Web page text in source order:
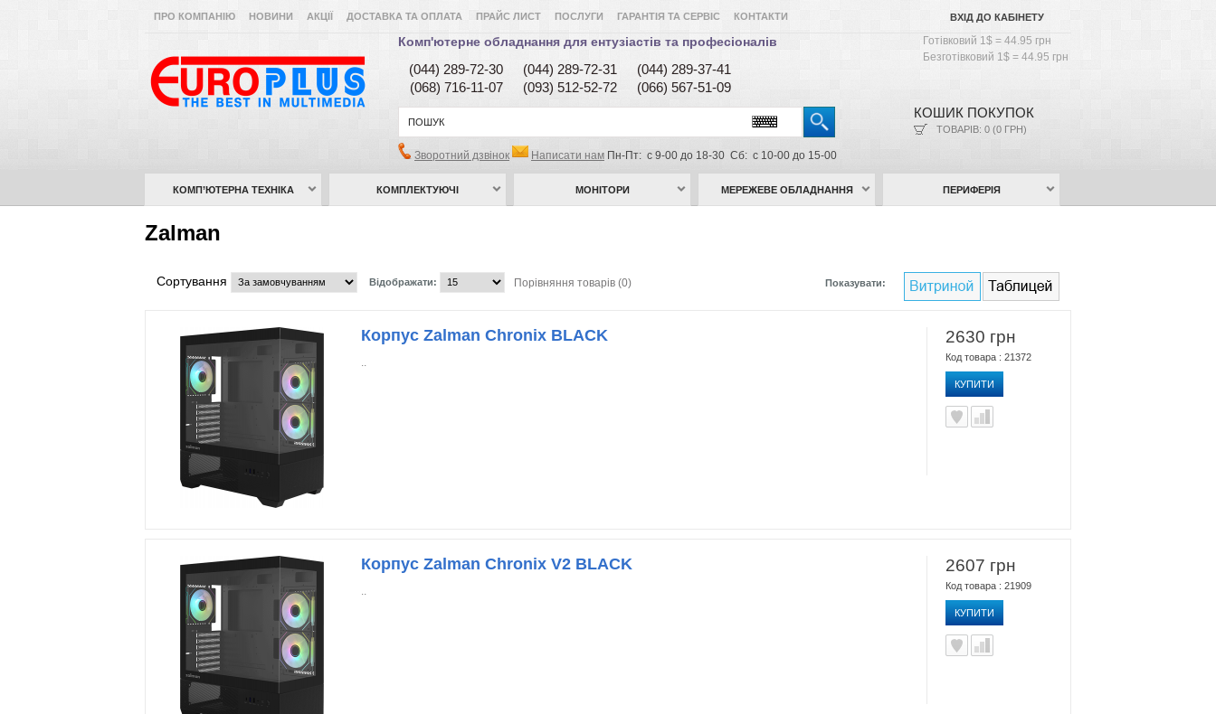
ВХІД ДО КАБІНЕТУ
ПРО КОМПАНІЮ НОВИНИ АКЦІЇ ДОСТАВКА ТА ОПЛАТА ПРАЙС ЛИСТ ПОСЛУГИ ГАРАНТІЯ ТА СЕРВІС КОНТАКТИ
Комп'ютерне обладнання для ентузіастів та професіоналів
Готівковий 1$ = 44.95 грн
Безготівковий 1$ = 44.95 грн
(044) 289-72-30 (044) 289-72-31
(044) 289-37-41
(068) 716-11-07
(093) 512-52-72
(066) 567-51-09
КОШИК ПОКУПОК
ТОВАРІВ: 0 (0 ГРН)
Зворотний дзвінок Написати нам Пн-Пт: с 9-00 до 18-30 Сб: с 10-00 до 15-00
КОМП’ЮТЕРНА ТЕХНІКА КОМПЛЕКТУЮЧІ МОНІТОРИ МЕРЕЖЕВЕ ОБЛАДНАННЯ ПЕРИФЕРІЯ
Zalman
Показувати:
Сортування Відображати: Порівняння товарів (0)
2630 грн
Код товара : 21372
КУПИТИ
Корпус Zalman Chronix BLACK
..
2607 грн
Код товара : 21909
КУПИТИ
Корпус Zalman Chronix V2 BLACK
..